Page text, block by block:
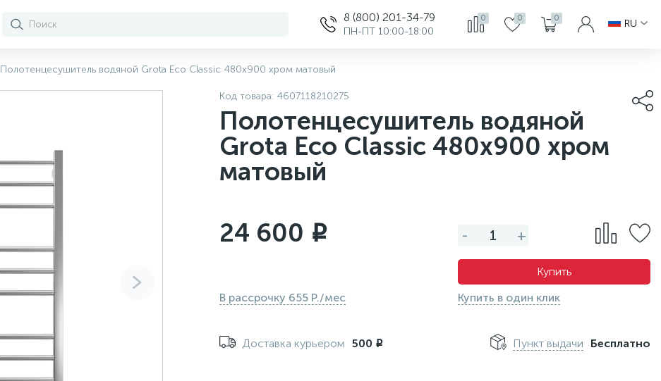
8 (800) 201-34-79
ПН-ПТ 10:00-18:00
0 0 0 RU
Полотенцесушитель водяной Grota Eco Classic 480x900 хром матовый
Код товара: 4607118210275
Полотенцесушитель водяной
Grota Eco Classic 480x900 хром
матовый
24 600 i
В рассрочку 655 Р./мес
- +
Купить
Купить в один клик
Доставка курьером 500 i Пункт выдачи Бесплатно